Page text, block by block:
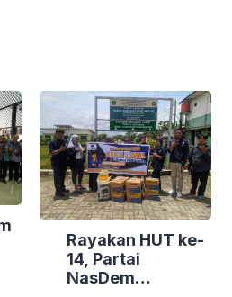
Rayakan HUT ke-
14, Partai
NasDem